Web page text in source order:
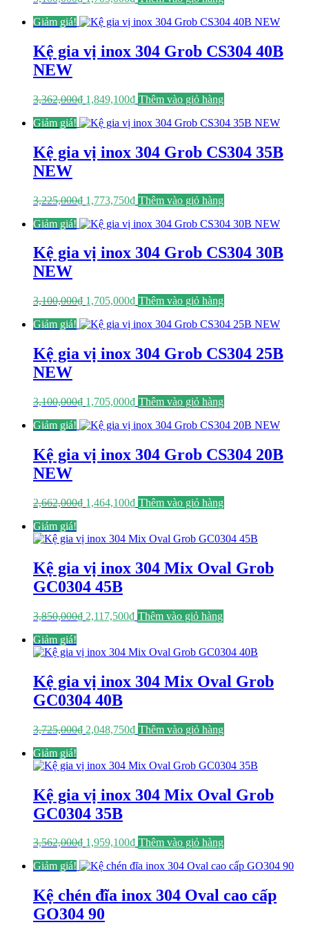
là:
tại
1,705,000₫.
Giảm giá!
Kệ gia vị inox 304 Grob CS304 40B
NEW
3,362,000₫ Giá
là:
1,849,100₫Giá
tại
1,849,100₫.
Thêm vào giỏ hàng
Giảm giá!
Kệ gia vị inox 304 Grob CS304 35B
NEW
3,225,000₫ Giá
là:
1,773,750₫Giá
tại
1,773,750₫.
Thêm vào giỏ hàng
Giảm giá!
Kệ gia vị inox 304 Grob CS304 30B
NEW
3,100,000₫ Giá
là:
1,705,000₫Giá
tại
1,705,000₫.
Thêm vào giỏ hàng
Giảm giá!
Kệ gia vị inox 304 Grob CS304 25B
NEW
3,100,000₫ Giá
là:
1,705,000₫Giá
tại
1,705,000₫.
Thêm vào giỏ hàng
Giảm giá!
Kệ gia vị inox 304 Grob CS304 20B
NEW
2,662,000₫ Giá
2,662,000₫.
1,464,100₫Giá
là:
Thêm vào giỏ hàng
Giảm giá!
Kệ gia vị inox 304 Mix Oval Grob
GC0304 45B
3,850,000₫ Giá
3,850,000₫.
2,117,500₫Giá
là:
Thêm vào giỏ hàng
Giảm giá!
Kệ gia vị inox 304 Mix Oval Grob
GC0304 40B
3,725,000₫ Giá
3,725,000₫.
2,048,750₫Giá
là:
Thêm vào giỏ hàng
Giảm giá!
Kệ gia vị inox 304 Mix Oval Grob
GC0304 35B
3,562,000₫ Giá
là:
1,959,100₫Giá
tại
1,959,100₫.
Thêm vào giỏ hàng
Giảm giá!
Kệ chén đĩa inox 304 Oval cao cấp
GO304 90